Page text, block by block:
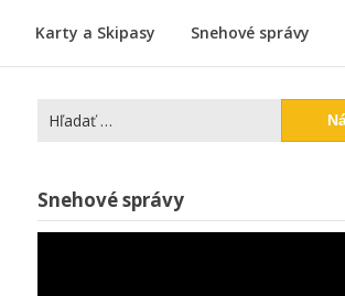
Karty a Skipasy Snehové správy
Hľadať:
Snehové správy